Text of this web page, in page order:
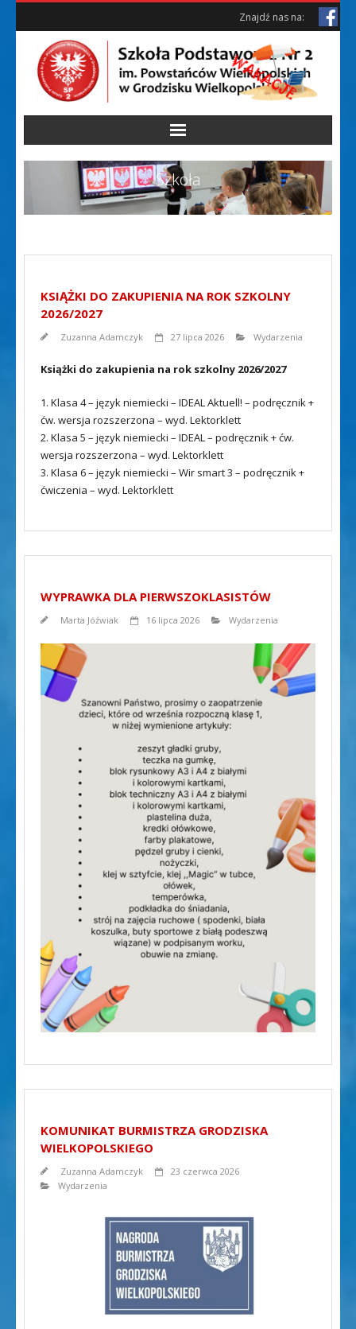
Skip
Skip
Znajdź nas na:
Szkoła
KSIĄŻKI DO ZAKUPIENIA NA ROK SZKOLNY
2026/2027
Zuzanna Adamczyk 27 lipca 2026 Wydarzenia
Książki do zakupienia na rok szkolny 2026/2027
1. Klasa 4 – język niemiecki – IDEAL Aktuell! – podręcznik +
ćw. wersja rozszerzona – wyd. Lektorklett
2. Klasa 5 – język niemiecki – IDEAL – podręcznik + ćw.
wersja rozszerzona – wyd. Lektorklett
3. Klasa 6 – język niemiecki – Wir smart 3 – podręcznik +
ćwiczenia – wyd. Lektorklett
WYPRAWKA DLA PIERWSZOKLASISTÓW
Marta Jóźwiak 16 lipca 2026 Wydarzenia
KOMUNIKAT BURMISTRZA GRODZISKA
WIELKOPOLSKIEGO
Zuzanna Adamczyk
23 czerwca 2026
Wydarzenia